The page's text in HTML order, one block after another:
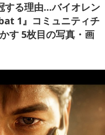
する理由…バイオレン
1』コミュニティチ
す 5枚目の写真・画